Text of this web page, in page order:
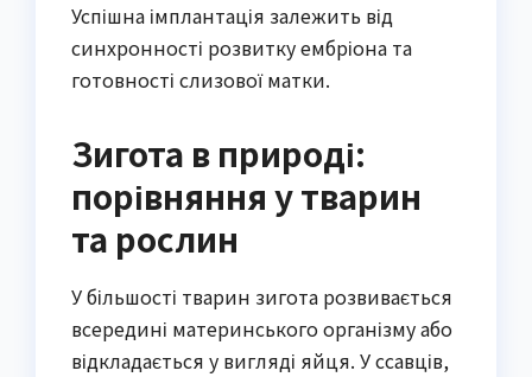
Успішна імплантація залежить від
синхронності розвитку ембріона та
готовності слизової матки.
Зигота в природі:
порівняння у тварин
та рослин
У більшості тварин зигота розвивається
всередині материнського організму або
відкладається у вигляді яйця. У ссавців,